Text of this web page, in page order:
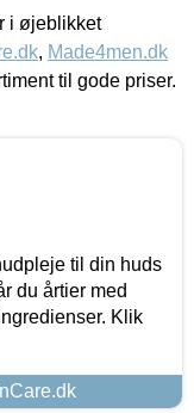
i øjeblikket
, Made4men.dk
til gode priser.
til din huds
du årtier med
Klik